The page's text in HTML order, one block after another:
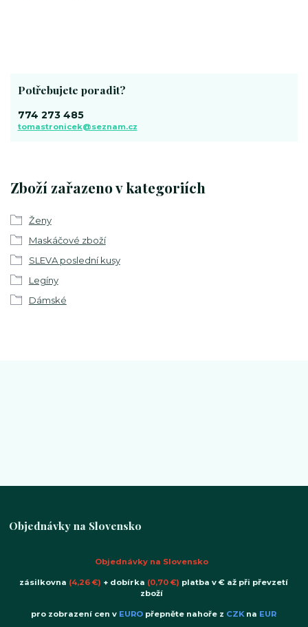
Zboží zařazeno v kategoriích
Ženy
Maskáčové zboží
SLEVA poslední kusy
Legíny
Dámské
Potřebujete poradit?
774 273 485
tomastronicek@seznam.cz
Objednávky na Slovensko
Objednávky na Slovensko
zásilkovna (4,26 €) + dobírka (0,70 €) platba v € až při převzetí
zboží
pro zobrazení cen v EURO přepněte nahoře z CZK na EUR